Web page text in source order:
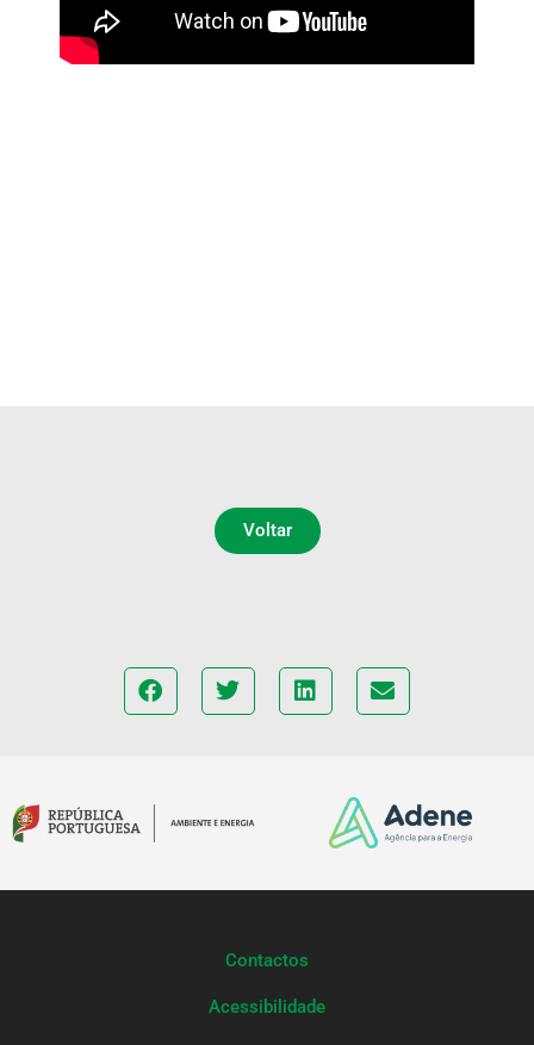
Voltar
Contactos
Acessibilidade